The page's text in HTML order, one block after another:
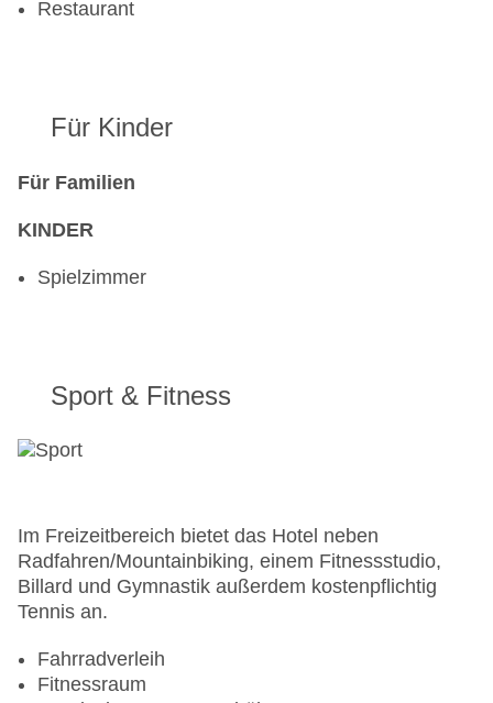
Restaurant
Für Kinder
Für Familien
KINDER
Spielzimmer
Sport & Fitness
Im Freizeitbereich bietet das Hotel neben
Radfahren/Mountainbiking, einem Fitnessstudio,
Billard und Gymnastik außerdem kostenpflichtig
Tennis an.
Fahrradverleih
Fitnessraum